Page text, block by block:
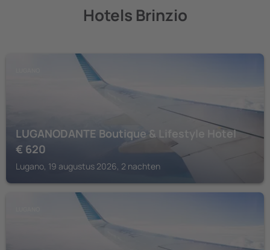
Hotels Brinzio
LUGANODANTE Boutique & Lifestyle Hotel
€ 620
Lugano, 19 augustus 2026, 2 nachten